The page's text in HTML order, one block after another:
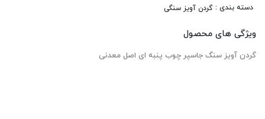
دسته بندی : گردن آویز سنگی
ویژگی های محصول
گردن آویز سنگ جاسپر چوب پنبه ای اصل معدنی